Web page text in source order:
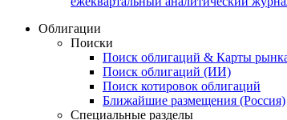
Журнал
Cbonds Review
ежеквартальный аналитический журнал
Облигации
Поиски
Поиск облигаций & Карты рынка